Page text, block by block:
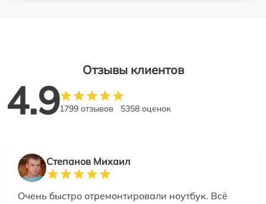
Отзывы клиентов
4.91799 отзывов 5358 оценок
Степанов Михаил
Очень быстро отремонтировали ноутбук. Всё